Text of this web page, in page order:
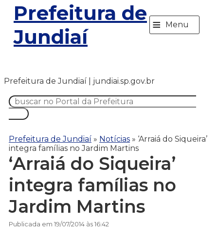
Prefeitura de
Jundiaí
≡ Menu
Prefeitura de Jundiaí | jundiai.sp.gov.br
Prefeitura de Jundiaí » Notícias » ‘Arraiá do Siqueira’
integra famílias no Jardim Martins
‘Arraiá do Siqueira’
integra famílias no
Jardim Martins
Publicada em 19/07/2014 às 16:42